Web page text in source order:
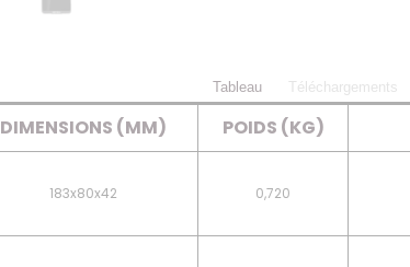
Tableau Téléchargements
DIMENSIONS (MM) POIDS (KG)
183x80x42 0,720